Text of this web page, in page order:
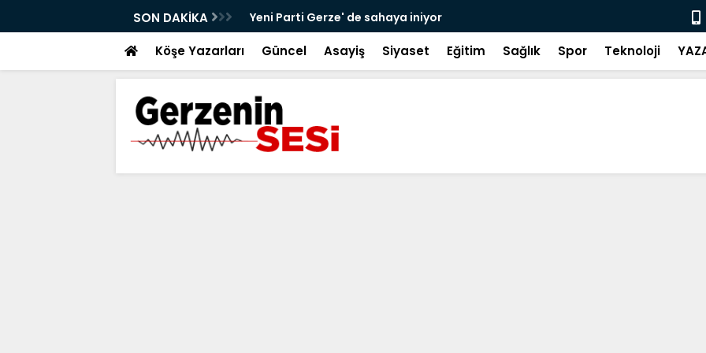
SON DAKİKA Yeni Parti Gerze' de sahaya iniyor
Gerze
Atık
Köşe Yazarları Güncel Asayiş Siyaset Eğitim Sağlık Spor Teknoloji